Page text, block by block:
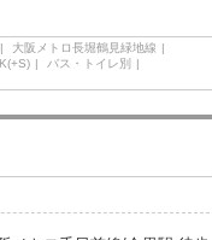
大阪メトロ長堀鶴見緑地線
バス・トイレ別